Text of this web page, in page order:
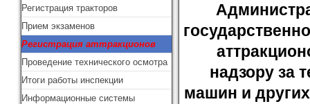
Регистрация тракторов
Прием экзаменов
Регистрация аттракционов
Проведение технического осмотра
Итоги работы инспекции
Информационные системы
надзору за
машин и